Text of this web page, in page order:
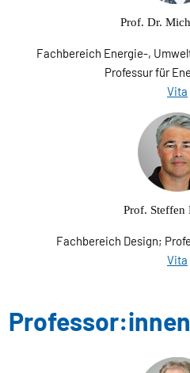
Prof. Dr.
Fachbereich Energie-,
Professur für
Vita
Prof. Steffen
Fachbereich Design;
Vita
Professor:innen